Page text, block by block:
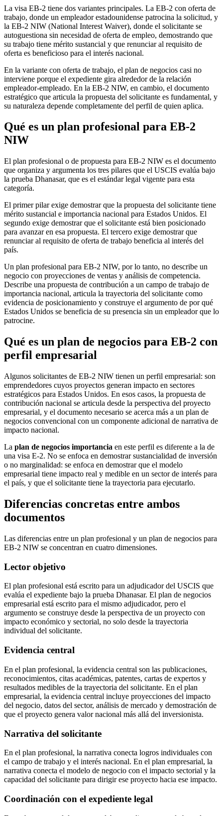
La visa EB-2 tiene dos variantes principales. La EB-2 con oferta de
trabajo, donde un empleador estadounidense patrocina la solicitud, y
la EB-2 NIW (National Interest Waiver), donde el solicitante se
autoguestiona sin necesidad de oferta de empleo, demostrando que
su trabajo tiene mérito sustancial y que renunciar al requisito de
oferta es beneficioso para el interés nacional.
En la variante con oferta de trabajo, el plan de negocios casi no
interviene porque el expediente gira alrededor de la relación
empleador-empleado. En la EB-2 NIW, en cambio, el documento
estratégico que articula la propuesta del solicitante es fundamental, y
su naturaleza depende completamente del perfil de quien aplica.
Qué es un plan profesional para EB-2
NIW
El plan profesional o de propuesta para EB-2 NIW es el documento
que organiza y argumenta los tres pilares que el USCIS evalúa bajo
la prueba Dhanasar, que es el estándar legal vigente para esta
categoría.
El primer pilar exige demostrar que la propuesta del solicitante tiene
mérito sustancial e importancia nacional para Estados Unidos. El
segundo exige demostrar que el solicitante está bien posicionado
para avanzar en esa propuesta. El tercero exige demostrar que
renunciar al requisito de oferta de trabajo beneficia al interés del
país.
Un plan profesional para EB-2 NIW, por lo tanto, no describe un
negocio con proyecciones de ventas y análisis de competencia.
Describe una propuesta de contribución a un campo de trabajo de
importancia nacional, articula la trayectoria del solicitante como
evidencia de posicionamiento y construye el argumento de por qué
Estados Unidos se beneficia de su presencia sin un empleador que lo
patrocine.
Qué es un plan de negocios para EB-2 con
perfil empresarial
Algunos solicitantes de EB-2 NIW tienen un perfil empresarial: son
emprendedores cuyos proyectos generan impacto en sectores
estratégicos para Estados Unidos. En esos casos, la propuesta de
contribución nacional se articula desde la perspectiva del proyecto
empresarial, y el documento necesario se acerca más a un plan de
negocios convencional con un componente adicional de narrativa de
impacto nacional.
La plan de negocios importancia en este perfil es diferente a la de
una visa E-2. No se enfoca en demostrar sustancialidad de inversión
o no marginalidad: se enfoca en demostrar que el modelo
empresarial tiene impacto real y medible en un sector de interés para
el país, y que el solicitante tiene la trayectoria para ejecutarlo.
Diferencias concretas entre ambos
documentos
Las diferencias entre un plan profesional y un plan de negocios para
EB-2 NIW se concentran en cuatro dimensiones.
Lector objetivo
El plan profesional está escrito para un adjudicador del USCIS que
evalúa el expediente bajo la prueba Dhanasar. El plan de negocios
empresarial está escrito para el mismo adjudicador, pero el
argumento se construye desde la perspectiva de un proyecto con
impacto económico y sectorial, no solo desde la trayectoria
individual del solicitante.
Evidencia central
En el plan profesional, la evidencia central son las publicaciones,
reconocimientos, citas académicas, patentes, cartas de expertos y
resultados medibles de la trayectoria del solicitante. En el plan
empresarial, la evidencia central incluye proyecciones del impacto
del negocio, datos del sector, análisis de mercado y demostración de
que el proyecto genera valor nacional más allá del inversionista.
Narrativa del solicitante
En el plan profesional, la narrativa conecta logros individuales con
el campo de trabajo y el interés nacional. En el plan empresarial, la
narrativa conecta el modelo de negocio con el impacto sectorial y la
capacidad del solicitante para dirigir ese proyecto hacia ese impacto.
Coordinación con el expediente legal